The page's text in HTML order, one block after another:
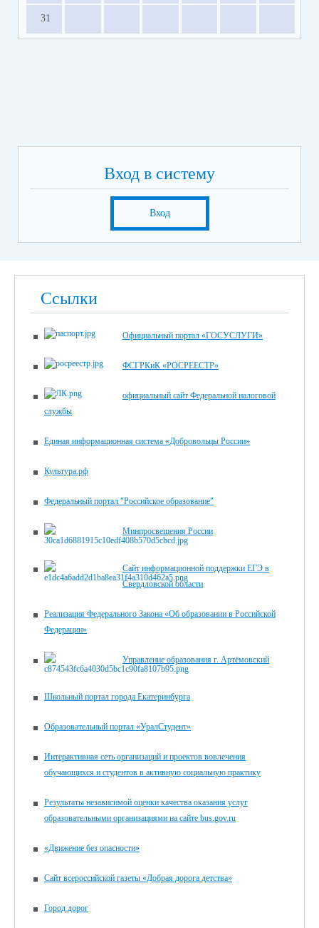
31
Вход в систему
Вход
Ссылки
Официальный портал «ГОСУСЛУГИ»
ФСГРКиК «РОСРЕЕСТР»
официальный сайт Федеральной налоговой
службы
Единая информационная система «Добровольцы России»
Культура.рф
Федеральный портал "Российское образование"
Минпросвещения России
Сайт информационной поддержки ЕГЭ в
Свердловской области
Реализация Федерального Закона «Об образовании в Российской
Федерации»
Управление образования г. Артёмовский
Школьный портал города Екатеринбурга
Образовательный портал «УралСтудент»
Интерактивная сеть организаций и проектов вовлечения
обучающихся и студентов в активную социальную практику
Результаты независимой оценки качества оказания услуг
образовательными организациями на сайте bus.gov.ru
«Движение без опасности»
Сайт всероссийской газеты «Добрая дорога детства»
Город дорог